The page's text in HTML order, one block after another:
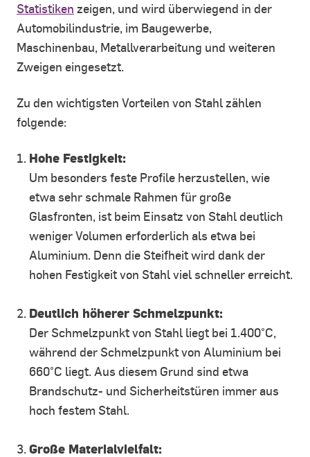
Statistiken zeigen, und wird überwiegend in der
Automobilindustrie, im Baugewerbe,
Maschinenbau, Metallverarbeitung und weiteren
Zweigen eingesetzt.
Zu den wichtigsten Vorteilen von Stahl zählen
folgende:
Hohe Festigkeit:
Um besonders feste Profile herzustellen, wie
etwa sehr schmale Rahmen für große
Glasfronten, ist beim Einsatz von Stahl deutlich
weniger Volumen erforderlich als etwa bei
Aluminium. Denn die Steifheit wird dank der
hohen Festigkeit von Stahl viel schneller erreicht.
Deutlich höherer Schmelzpunkt:
Der Schmelzpunkt von Stahl liegt bei 1.400°C,
während der Schmelzpunkt von Aluminium bei
660°C liegt. Aus diesem Grund sind etwa
Brandschutz- und Sicherheitstüren immer aus
hoch festem Stahl.
Große Materialvielfalt: